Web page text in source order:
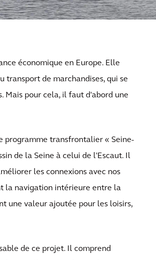
économique en Europe. Elle
de marchandises, qui se
Mais pour cela, il faut d'abord une
programme transfrontalier « Seine-
de la Seine à celui de l'Escaut. Il
les connexions avec nos
la navigation intérieure entre la
une valeur ajoutée pour les loisirs,
de ce projet. Il comprend